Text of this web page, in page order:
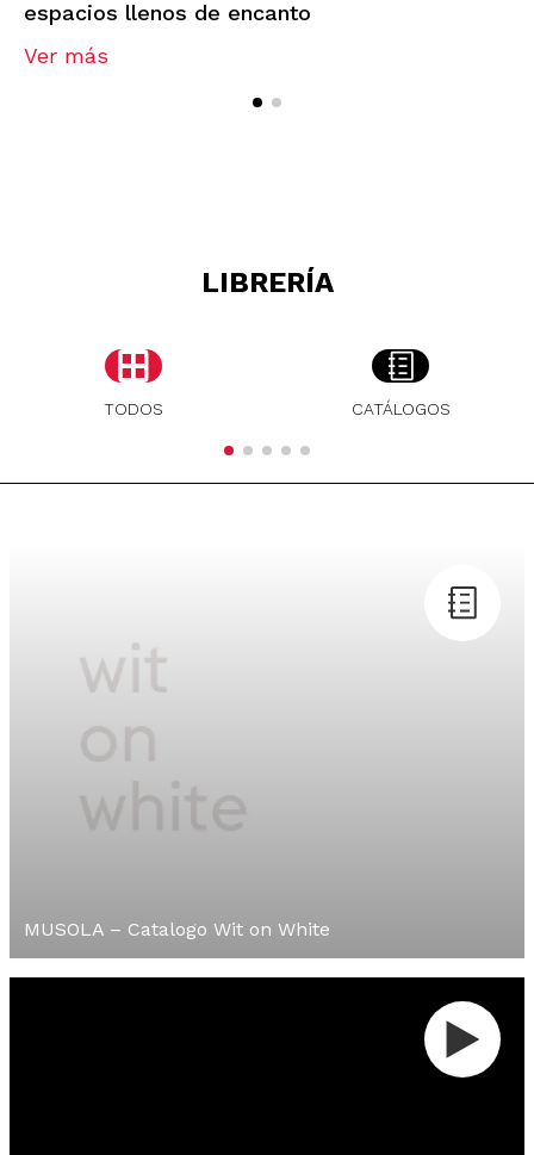
espacios llenos de encanto
Ver más
LIBRERÍA
TODOS CATÁLOGOS
MUSOLA – Catalogo Wit on White